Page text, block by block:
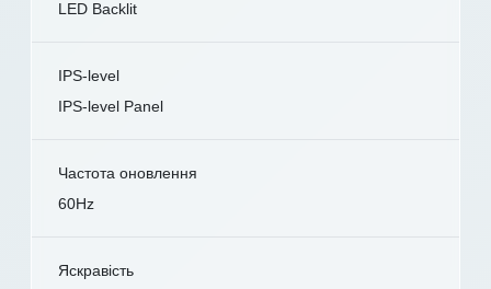
LED Backlit
IPS-level
IPS-level Panel
Частота оновлення
60Hz
Яскравість